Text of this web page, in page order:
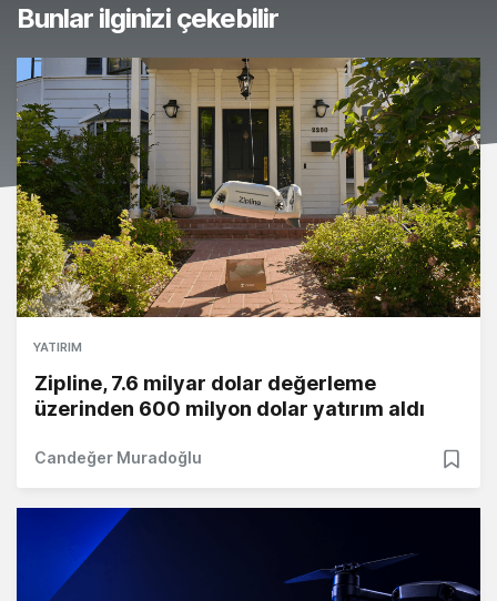
Bunlar ilginizi çekebilir
YATIRIM
Zipline, 7.6 milyar dolar değerleme
üzerinden 600 milyon dolar yatırım aldı
Candeğer Muradoğlu